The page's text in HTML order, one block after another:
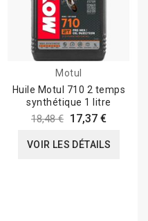
Motul
Huile Motul 710 2 temps
synthétique 1 litre
18,48 € 17,37 €
VOIR LES DÉTAILS